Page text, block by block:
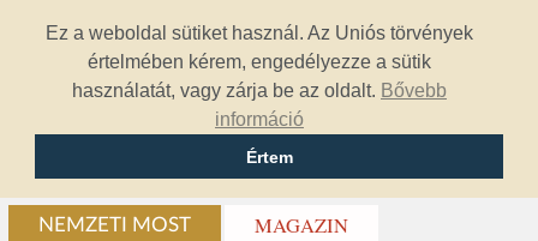
Ez a weboldal sütiket használ. Az Uniós törvények
értelmében kérem, engedélyezze a sütik
használatát, vagy zárja be az oldalt. Bővebb
információ
Értem
NEMZETI MOST MAGAZIN